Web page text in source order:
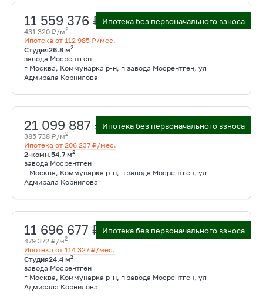
Ипотека без первоначального взноса
11 559 376 ₽
431 320 ₽/м2
Ипотека от 112 985 ₽/мес.
Студия26.8 м2
завода Мосрентген
г Москва, Коммунарка р-н, п завода Мосрентген, ул
Адмирала Корнилова
Ипотека без первоначального взноса
21 099 887 ₽
385 738 ₽/м2
Ипотека от 206 237 ₽/мес.
2-комн.54.7 м2
завода Мосрентген
г Москва, Коммунарка р-н, п завода Мосрентген, ул
Адмирала Корнилова
Ипотека без первоначального взноса
11 696 677 ₽
479 372 ₽/м2
Ипотека от 114 327 ₽/мес.
Студия24.4 м2
завода Мосрентген
г Москва, Коммунарка р-н, п завода Мосрентген, ул
Адмирала Корнилова